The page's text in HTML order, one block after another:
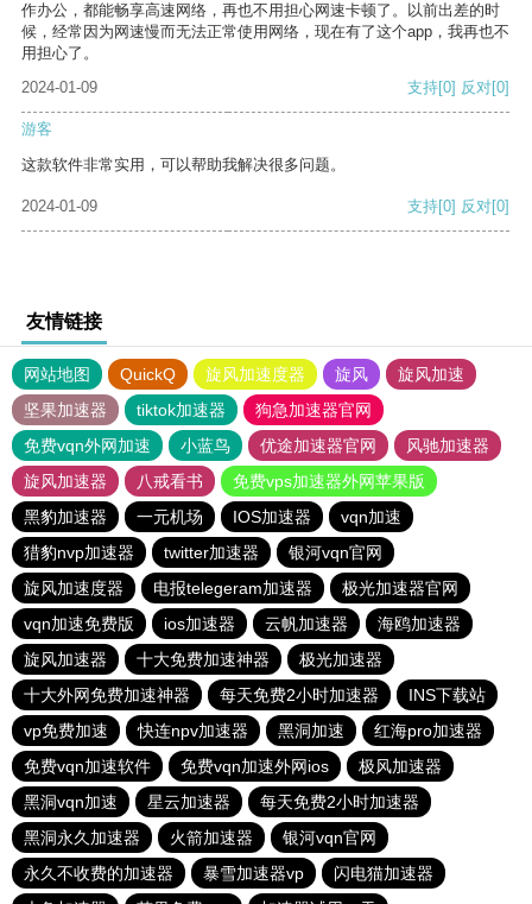
作办公，都能畅享高速网络，再也不用担心网速卡顿了。以前出差的时
候，经常因为网速慢而无法正常使用网络，现在有了这个app，我再也不
用担心了。
2024-01-09
支持[0] 反对[0]
游客
这款软件非常实用，可以帮助我解决很多问题。
2024-01-09 支持[0] 反对[0]
友情链接
网站地图 QuickQ 旋风加速度器 旋风
旋风加速
坚果加速器
tiktok加速器
狗急加速器官网
免费vqn外网加速
小蓝鸟 优途加速器官网
风驰加速器
旋风加速器
八戒看书
免费vps加速器外网苹果版
黑豹加速器
一元机场 IOS加速器
vqn加速
猎豹nvp加速器
twitter加速器
银河vqn官网
旋风加速度器
电报telegeram加速器
极光加速器官网
vqn加速免费版
ios加速器 云帆加速器
海鸥加速器
旋风加速器
十大免费加速神器
极光加速器
十大外网免费加速神器
每天免费2小时加速器
INS下载站
vp免费加速
快连npv加速器 黑洞加速
红海pro加速器
免费vqn加速软件
免费vqn加速外网ios
极风加速器
黑洞vqn加速
星云加速器
每天免费2小时加速器
黑洞永久加速器
火箭加速器
银河vqn官网
永久不收费的加速器
暴雪加速器vp
闪电猫加速器